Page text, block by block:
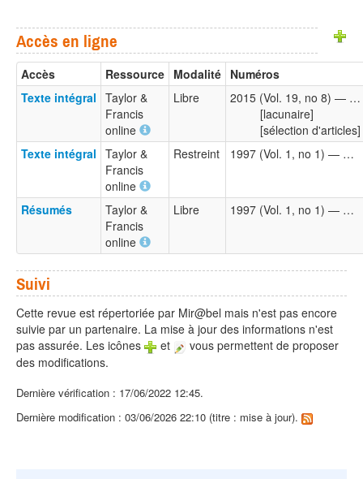
Accès en ligne
Accès Ressource Modalité Numéros
Texte intégral Taylor &
Francis
online
Libre
2015 (Vol. 19, no 8) — …
[lacunaire]
[sélection d'articles]
Texte intégral Taylor &
Francis
online
Restreint 1997 (Vol. 1, no 1) — …
Résumés
Taylor &
Francis
online
Libre 1997 (Vol. 1, no 1) — …
Suivi
Cette revue est répertoriée par Mir@bel mais n'est pas encore
suivie par un partenaire. La mise à jour des informations n'est
pas assurée. Les icônes
et
vous permettent de proposer
des modifications.
Dernière vérification : 17/06/2022 12:45.
Dernière modification : 03/06/2026 22:10 (titre : mise à jour).